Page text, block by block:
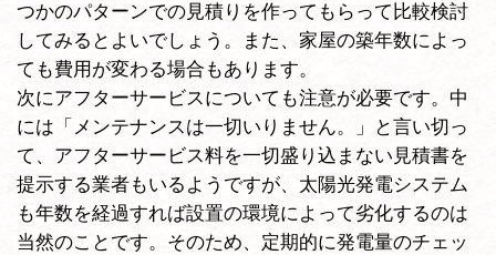
つかのパターンでの見積りを作ってもらって比較検討
してみるとよいでしょう。また、家屋の築年数によっ
ても費用が変わる場合もあります。
次にアフターサービスについても注意が必要です。中
には「メンテナンスは一切いりません。」と言い切っ
て、アフターサービス料を一切盛り込まない見積書を
提示する業者もいるようですが、太陽光発電システム
も年数を経過すれば設置の環境によって劣化するのは
当然のことです。そのため、定期的に発電量のチェッ